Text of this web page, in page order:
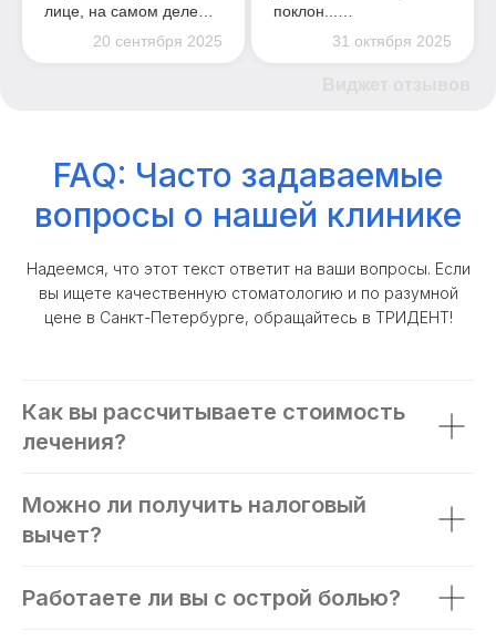
лице, на самом деле…
20 сентября 2025
поклон...…
31 октября 2025
FAQ: Часто задаваемые
вопросы о нашей клинике
Надеемся, что этот текст ответит на ваши вопросы. Если
вы ищете качественную стоматологию и по разумной
цене в Санкт-Петербурге, обращайтесь в ТРИДЕНТ!
Как вы рассчитываете стоимость
лечения?
Можно ли получить налоговый
вычет?
Работаете ли вы с острой болью?